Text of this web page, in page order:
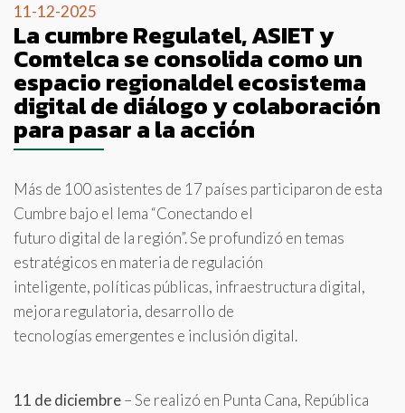
11-12-2025
La cumbre Regulatel, ASIET y
Comtelca se consolida como un
espacio regionaldel ecosistema
digital de diálogo y colaboración
para pasar a la acción
Más de 100 asistentes de 17 países participaron de esta
Cumbre bajo el lema “Conectando el
futuro digital de la región”. Se profundizó en temas
estratégicos en materia de regulación
inteligente, políticas públicas, infraestructura digital,
mejora regulatoria, desarrollo de
tecnologías emergentes e inclusión digital.
11 de diciembre– Se realizó en Punta Cana, República